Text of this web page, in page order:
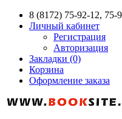
8 (8172) 75-92-12, 75-
Личный кабинет
Регистрация
Авторизация
Закладки (0)
Корзина
Оформление заказа